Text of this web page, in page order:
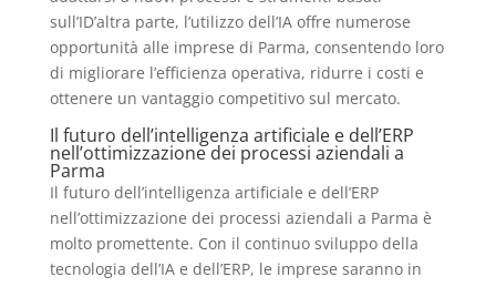
sull’ID’altra parte, l’utilizzo dell’IA offre numerose
opportunità alle imprese di Parma, consentendo loro
di migliorare l’efficienza operativa, ridurre i costi e
ottenere un vantaggio competitivo sul mercato.
Il futuro dell’intelligenza artificiale e dell’ERP
nell’ottimizzazione dei processi aziendali a
Parma
Il futuro dell’intelligenza artificiale e dell’ERP
nell’ottimizzazione dei processi aziendali a Parma è
molto promettente. Con il continuo sviluppo della
tecnologia dell’IA e dell’ERP, le imprese saranno in